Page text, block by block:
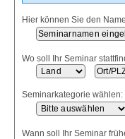
Hier können Sie den
Wo soll Ihr Seminar
Seminarkategorie wählen:
Wann soll Ihr Seminar